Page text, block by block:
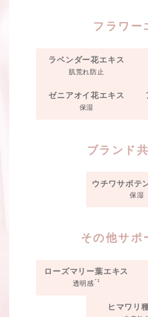
フラワー
ラベンダー花エキス
肌荒れ防止
ゼニアオイ花エキス
保湿
ブランド
ウチワサボテ
保湿
その他サポ
ローズマリー葉エキス
透明感 *1
ヒマワリ